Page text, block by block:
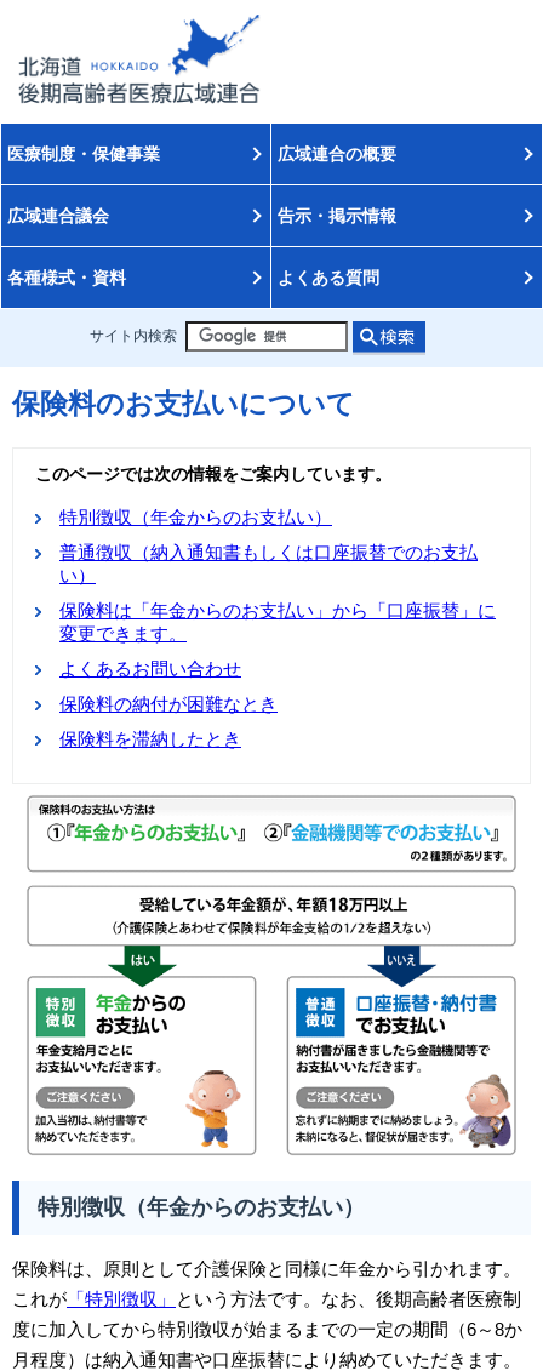
医療制度・保健事業 広域連合の概要
広域連合議会 告示・掲示情報
各種様式・資料 よくある質問
サイト内検索
保険料のお支払いについて
このページでは次の情報をご案内しています。
特別徴収（年金からのお支払い）
普通徴収（納入通知書もしくは口座振替でのお支払
い）
保険料は「年金からのお支払い」から「口座振替」に
変更できます。
よくあるお問い合わせ
保険料の納付が困難なとき
保険料を滞納したとき
特別徴収（年金からのお支払い）
保険料は、原則として介護保険と同様に年金から引かれます。
これが 「特別徴収」
という方法です。なお、後期高齢者医療制
度に加入してから特別徴収が始まるまでの一定の期間（6～8か
月程度）は納入通知書や口座振替により納めていただきます。